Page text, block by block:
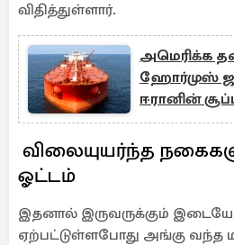
விதித்துள்ளார்.
அமெரிக்க
ஹோர்முஸ்
ஈரானின்
விலையுயர்ந்த
ஓட்டம்
இதனால் இருவருக்கும் இடையே
ஏற்பட்டுள்ளபோது அங்கு